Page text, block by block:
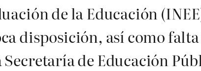
de la Educación
disposición, así como
de Educación